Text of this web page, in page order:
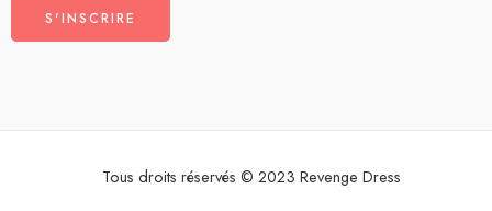
Tous droits réservés © 2023 Revenge Dress